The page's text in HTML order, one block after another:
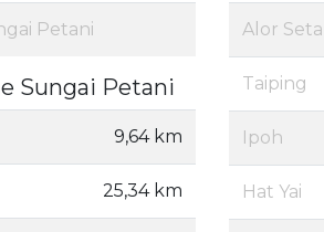
Petani
Sungai Petani
9,64 km
25,34 km
Alor
Taiping
Ipoh
Hat Yai